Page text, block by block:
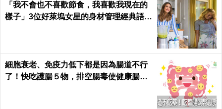
「我不會也不喜歡節食，我喜歡我現在的
樣子」3位好萊塢女星的身材管理經典語
細胞衰老、免疫力低下都是因為腸道不行
了！快吃護腸５物，排空腸毒使健康腸腸